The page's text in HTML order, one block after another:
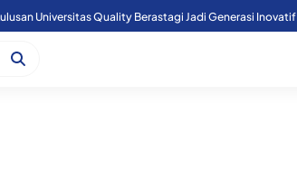
Universitas Quality Berastagi Jadi Generasi Inovatif